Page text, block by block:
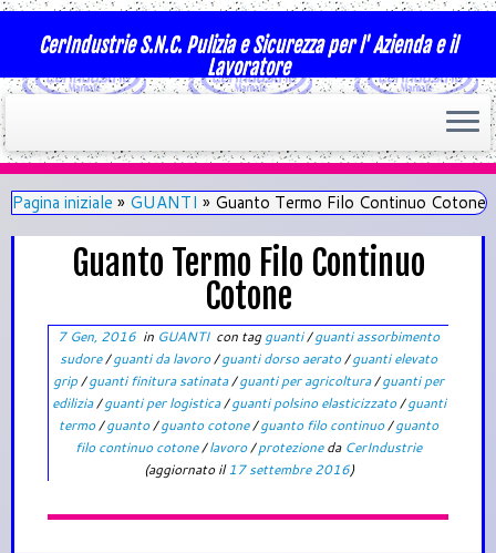
CerIndustrie S.N.C. Pulizia e Sicurezza per l' Azienda e il
Lavoratore
Pagina iniziale » GUANTI » Guanto Termo Filo Continuo Cotone
Guanto Termo Filo Continuo
Cotone
7 Gen, 2016 in GUANTI con tagguanti/guanti assorbimento
sudore/guanti da lavoro/guanti dorso aerato/guanti elevato
grip/guanti finitura satinata/guanti per agricoltura/guanti per
edilizia/guanti per logistica/guanti polsino elasticizzato/guanti
termo/guanto/guanto cotone/guanto filo continuo/guanto
filo continuo cotone/lavoro/protezioneda CerIndustrie
(aggiornato il17 settembre 2016)